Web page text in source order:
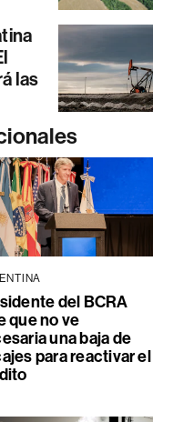
las
del BCRA
que no ve
una baja de
para reactivar el